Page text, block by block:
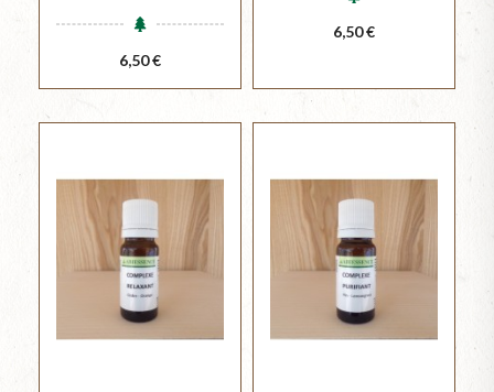
Prix
6,50 €
Prix
6,50 €